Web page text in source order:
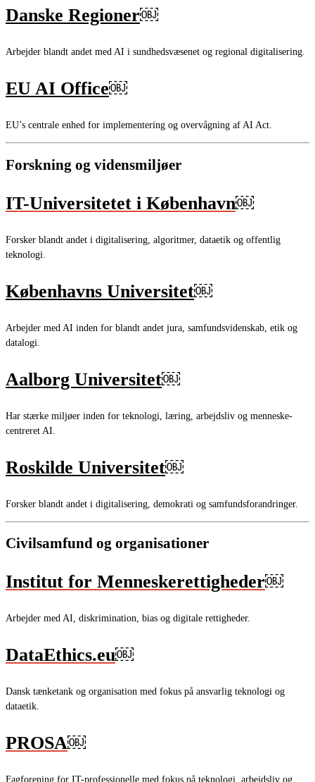
Danske Regioner￼
Arbejder blandt andet med AI i sundhedsvæsenet og regional digitalisering.
EU AI Office￼
EU’s centrale enhed for implementering og overvågning af AI Act.
Forskning og vidensmiljøer
IT-Universitetet i København￼
Forsker blandt andet i digitalisering, algoritmer, dataetik og offentlig
teknologi.
Københavns Universitet￼
Arbejder med AI inden for blandt andet jura, samfundsvidenskab, etik og
datalogi.
Aalborg Universitet￼
Har stærke miljøer inden for teknologi, læring, arbejdsliv og menneske-
centreret AI.
Roskilde Universitet￼
Forsker blandt andet i digitalisering, demokrati og samfundsforandringer.
Civilsamfund og organisationer
Institut for Menneskerettigheder￼
Arbejder med AI, diskrimination, bias og digitale rettigheder.
DataEthics.eu￼
Dansk tænketank og organisation med fokus på ansvarlig teknologi og
dataetik.
PROSA￼
Fagforening for IT-professionelle med fokus på teknologi, arbejdsliv og